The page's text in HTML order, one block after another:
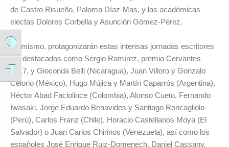
Alternar alto contraste
Alternar tamaño de letra
de Castro Risueño, Paloma Díaz-Mas, y las académicas
electas Dolores Corbella y Asunción Gómez-Pérez.
Asimismo, protagonizarán estas intensas jornadas escritores
tan destacados como Sergio Ramírez, premio Cervantes
2017, y Gioconda Belli (Nicaragua), Juan Villoro y Gonzalo
Celorio (México), Hugo Mújica y Martín Caparrós (Argentina),
Héctor Abad Faciolince (Colombia), Alonso Cueto, Fernando
Iwasaki, Jorge Eduardo Benavides y Santiago Roncagliolo
(Perú), Carlos Franz (Chile), Horacio Castellanos Moya (El
Salvador) o Juan Carlos Chirinos (Venezuela), así como los
españoles José Enrique Ruiz-Domenech, Daniel Cassany,